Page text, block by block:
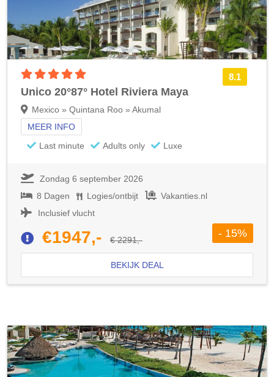
8.1
Unico 20°87° Hotel Riviera Maya
Mexico » Quintana Roo » Akumal
MEER INFO
Last minute
Adults only Luxe
Zondag 6 september 2026
8 Dagen
Logies/ontbijt
Vakanties.nl
Inclusief vlucht
€1947,- € 2291,-
- 15%
BEKIJK DEAL